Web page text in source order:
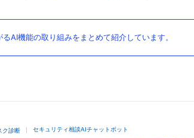
AI機能の取り組みをまとめて紹介しています。
ク診断 セキュリティ相談AIチャットボット